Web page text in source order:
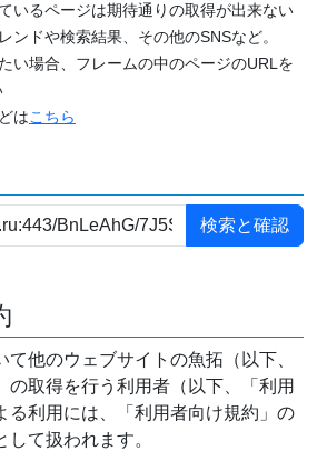
いるページは期待通りの取得が出来ない
ンドや検索結果、その他のSNSなど。
い場合、フレームの中のページのURLを
はこちら
て他のウェブサイトの魚拓（以下、
の取得を行う利用者（以下、「利用
る利用には、「利用者向け規約」の
て扱われます。